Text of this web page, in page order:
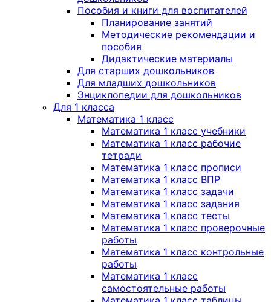
Пособия и книги для воспитателей
Планирование занятий
Методические рекомендации и
пособия
Дидактические материалы
Для старших дошкольников
Для младших дошкольников
Энциклопедии для дошкольников
Для 1 класса
Математика 1 класс
Математика 1 класс учебники
Математика 1 класс рабочие
тетради
Математика 1 класс прописи
Математика 1 класс ВПР
Математика 1 класс задачи
Математика 1 класс задания
Математика 1 класс тесты
Математика 1 класс проверочные
работы
Математика 1 класс контрольные
работы
Математика 1 класс
самостоятельные работы